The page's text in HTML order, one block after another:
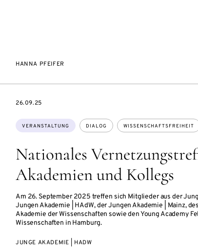
HANNA PFEIFER
Nationales
Akademien und Kollegs
Am 26. September 2025 treffen sich Mitglieder aus der
Jungen Akademie | HAdW, der Jungen Akademie | Mainz,
Akademie der Wissenschaften sowie den Young Academy
Wissenschaften in Hamburg.
Themen:
VERANSTALTUNG DIALOG WISSENSCHAFTSFREIHEIT
EVENTBEGINSON
26.09.25
JUNGE AKADEMIE | HADW